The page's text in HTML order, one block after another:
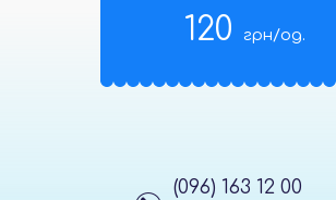
120 грн/од.
(096) 163 12 00